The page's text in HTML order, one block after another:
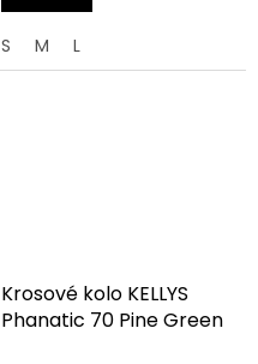
S M L
Krosové kolo KELLYS
Phanatic 70 Pine Green